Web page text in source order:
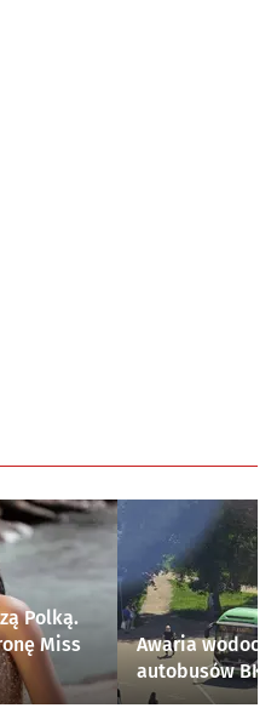
Polką.
Miss
Awaria
autobusów